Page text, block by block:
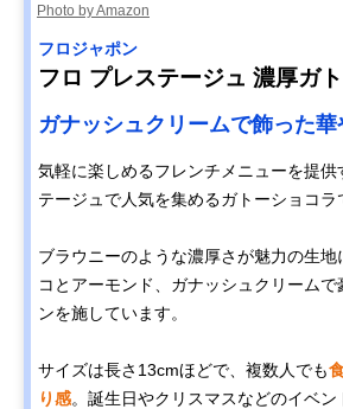
Photo by Amazon
フロジャポン
フロ プレステージュ 濃厚ガ
ガナッシュクリームで飾った華
気軽に楽しめるフレンチメニューを提供
テージュで人気を集めるガトーショコラ
ブラウニーのような濃厚さが魅力の生地
コとアーモンド、ガナッシュクリームで
ンを施しています。
サイズは長さ13cmほどで、複数人でも
り感。誕生日やクリスマスなどのイベ